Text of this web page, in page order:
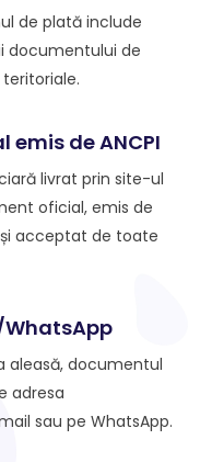
de plată include
documentului de
teritoriale.
de ANCPI
livrat prin site-ul
oficial, emis de
acceptat de toate
aleasă, documentul
adresa
sau pe WhatsApp.